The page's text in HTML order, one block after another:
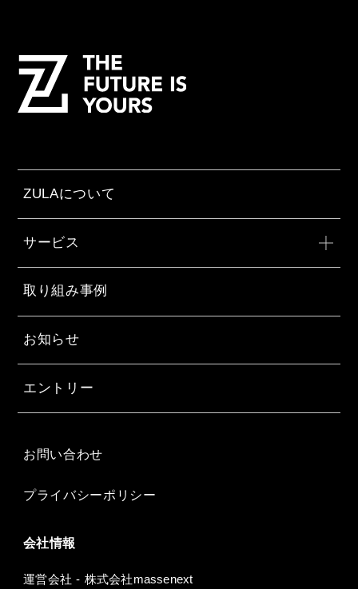
ZULAについて
サービス
取り組み事例
お知らせ
エントリー
お問い合わせ
プライバシーポリシー
会社情報
運営会社 - 株式会社massenext